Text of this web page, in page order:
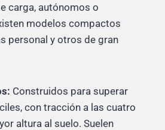
carga, autónomos o
modelos compactos
personal y otros de gran
Construidos para superar
con tracción a las cuatro
altura al suelo. Suelen